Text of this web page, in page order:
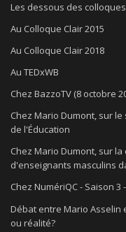
Les dessous des
Au Colloque Clair 2015
Au Colloque Clair 2018
Au TEDxWB
Chez BazzoTV (8 octobre
Chez Mario Dumont, sur
de l'Éducation
Chez Mario Dumont, sur
d'enseignants masculins
Chez NumériQC - Saison 3
Débat entre Mario Asselin
ou réalité?